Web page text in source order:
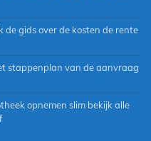
de gids over de kosten de rente
stappenplan van de aanvraag
opnemen slim bekijk alle